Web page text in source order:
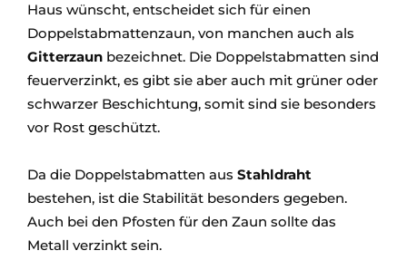
Haus wünscht, entscheidet sich für einen
Doppelstabmattenzaun, von manchen auch als
Gitterzaun bezeichnet. Die Doppelstabmatten sind
feuerverzinkt, es gibt sie aber auch mit grüner oder
schwarzer Beschichtung, somit sind sie besonders
vor Rost geschützt.
Da die Doppelstabmatten aus Stahldraht
bestehen, ist die Stabilität besonders gegeben.
Auch bei den Pfosten für den Zaun sollte das
Metall verzinkt sein.